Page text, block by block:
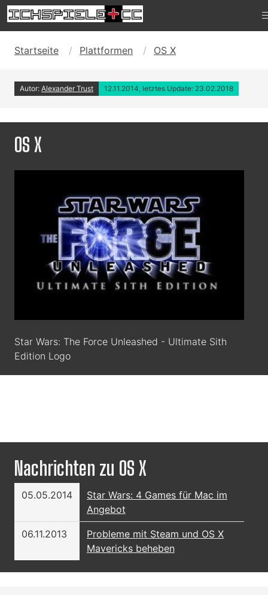
Startseite Plattformen OS X
Autor: Alexander Trust 12.11.2014, letztes Update: 23.02.2018
OS X
Star Wars: The Force Unleashed - Ultimate Sith
Edition Logo
Nachrichten zu OS X
05.05.2014
Star Wars: 4 Games für Mac im
Angebot
06.11.2013
Probleme mit Steam und OS X
Mavericks beheben